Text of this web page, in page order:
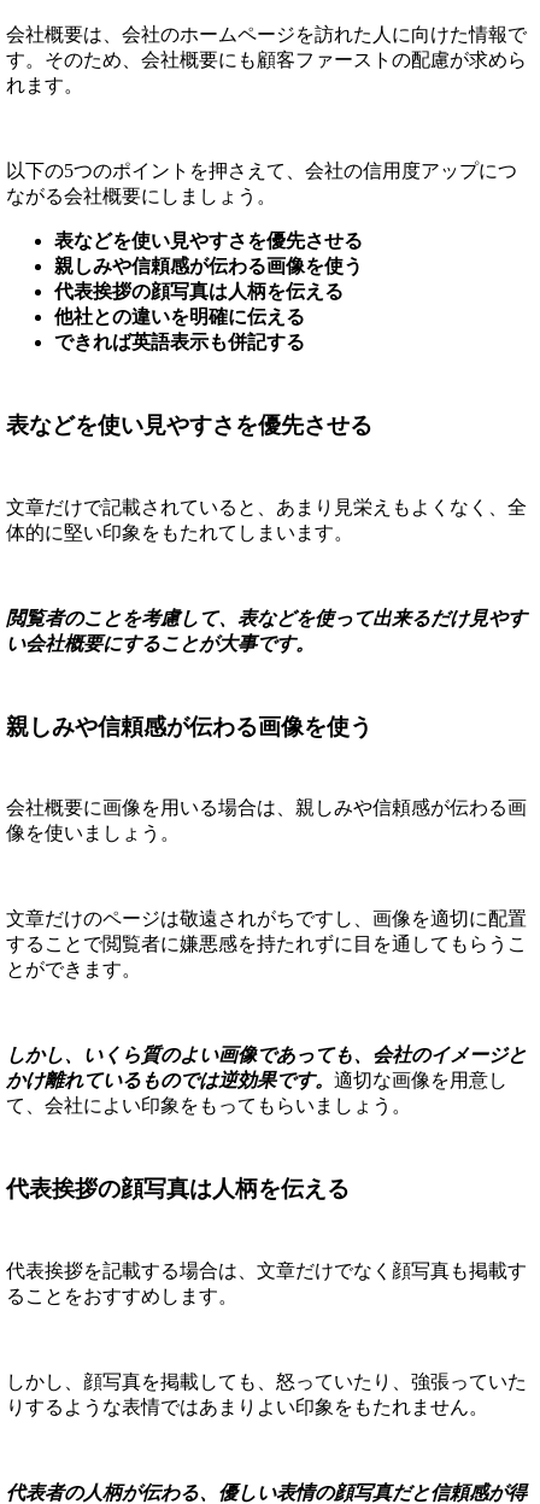
会社概要は、会社のホームページを訪れた人に向けた情報で
す。そのため、会社概要にも顧客ファーストの配慮が求めら
れます。
以下の5つのポイントを押さえて、会社の信用度アップにつ
ながる会社概要にしましょう。
表などを使い見やすさを優先させる
親しみや信頼感が伝わる画像を使う
代表挨拶の顔写真は人柄を伝える
他社との違いを明確に伝える
できれば英語表示も併記する
表などを使い見やすさを優先させる
文章だけで記載されていると、あまり見栄えもよくなく、全
体的に堅い印象をもたれてしまいます。
閲覧者のことを考慮して、表などを使って出来るだけ見やす
い会社概要にすることが大事です。
親しみや信頼感が伝わる画像を使う
会社概要に画像を用いる場合は、親しみや信頼感が伝わる画
像を使いましょう。
文章だけのページは敬遠されがちですし、画像を適切に配置
することで閲覧者に嫌悪感を持たれずに目を通してもらうこ
とができます。
しかし、いくら質のよい画像であっても、会社のイメージと
かけ離れているものでは逆効果です。 適切な画像を用意し
て、会社によい印象をもってもらいましょう。
代表挨拶の顔写真は人柄を伝える
代表挨拶を記載する場合は、文章だけでなく顔写真も掲載す
ることをおすすめします。
しかし、顔写真を掲載しても、怒っていたり、強張っていた
りするような表情ではあまりよい印象をもたれません。
代表者の人柄が伝わる、優しい表情の顔写真だと信頼感が得